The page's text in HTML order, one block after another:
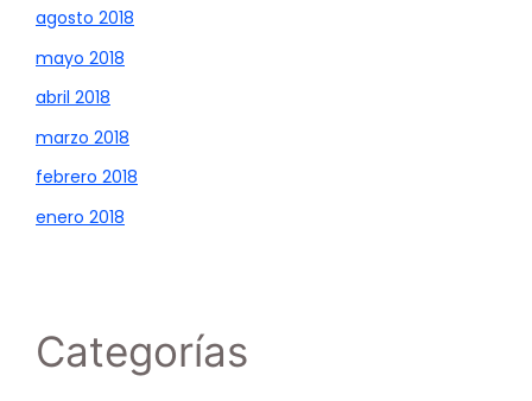
agosto 2018
mayo 2018
abril 2018
marzo 2018
febrero 2018
enero 2018
Categorías